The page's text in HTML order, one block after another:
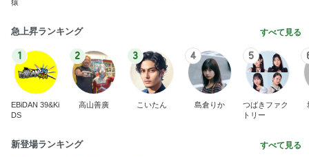
猿
急上昇ランキング すべて見る
1
EBiDAN 39&Ki
DS
2
高山善廣
3
こいたん
4
島倉りか
5
つばきファク
トリー
新登場ランキング すべて見る